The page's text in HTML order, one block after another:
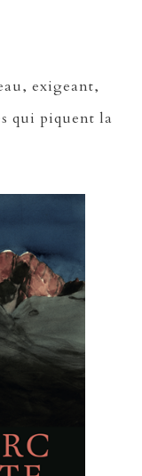
exigeant,
qui piquent la